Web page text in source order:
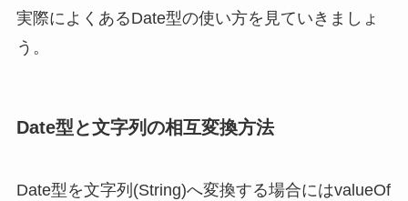
実際によくあるDate型の使い方を見ていきましょ
う。
Date型と文字列の相互変換方法
Date型を文字列(String)へ変換する場合にはvalueOf